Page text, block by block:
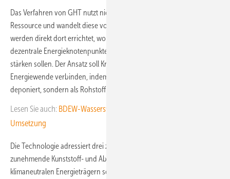
Das Verfahren von GHT nutzt nicht recycelbare Abfälle als lokale
Ressource und wandelt diese vor Ort in Wasserstoff um. Die Anlagen
werden direkt dort errichtet, wo Abfälle anfallen. Dadurch entstehen
dezentrale Energieknotenpunkte, die regionale Wertschöpfung
stärken sollen. Der Ansatz soll Kreislaufwirtschaft mit der
Energiewende verbinden, indem Abfälle nicht verbrannt oder
deponiert, sondern als Rohstoff genutzt werden.
Lesen Sie auch: BDEW-Wasserstoffmonitor: viele Pläne, wenig
Umsetzung
Die Technologie adressiert drei zentrale Herausforderungen: die
zunehmende Kunststoff- und Abfallbelastung, den Bedarf an
klimaneutralen Energieträgern sowie die Notwendigkeit resilienter und